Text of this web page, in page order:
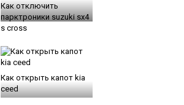
Как отключить
парктроники suzuki sx4
s cross
Как открыть капот kia
ceed